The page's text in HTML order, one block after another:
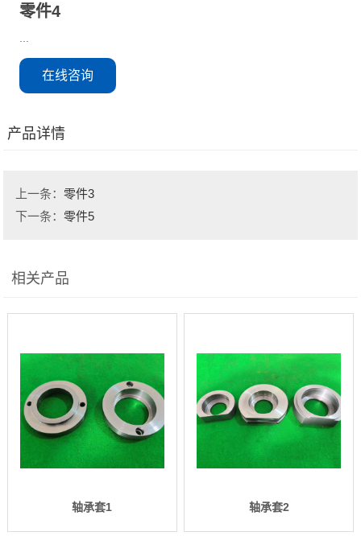
零件4
在线咨询
产品详情
上一条：零件3
下一条：零件5
相关产品
轴承套1 轴承套2